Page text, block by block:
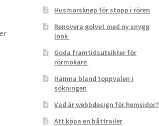
Husmorsknep för stopp i rören
Renovera golvet med ny snygg
look
Goda framtidsutsikter för
rörmokare
Hamna bland toppvalen i
sökningen
Vad är webbdesign för hemsidor?
Att köpa en båttrailer